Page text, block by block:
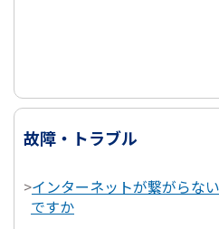
故障・トラブル
>インターネットが繋がらな
ですか